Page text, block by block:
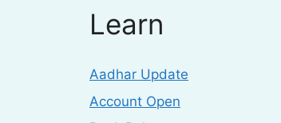
Learn
Aadhar Update
Account Open